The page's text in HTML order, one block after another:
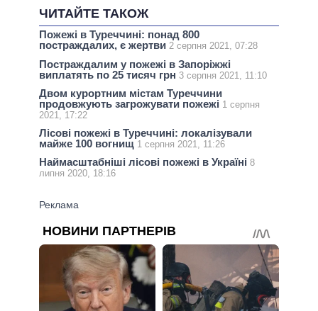
ЧИТАЙТЕ ТАКОЖ
Пожежі в Туреччині: понад 800
постраждалих, є жертви 2 серпня 2021, 07:28
Постраждалим у пожежі в Запоріжжі
виплатять по 25 тисяч грн 3 серпня 2021, 11:10
Двом курортним містам Туреччини
продовжують загрожувати пожежі 1 серпня
2021, 17:22
Лісові пожежі в Туреччині: локалізували
майже 100 вогнищ 1 серпня 2021, 11:26
Наймасштабніші лісові пожежі в Україні 8
липня 2020, 18:16